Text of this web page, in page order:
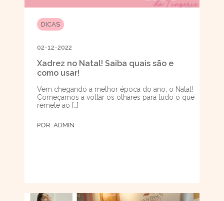
DICAS
02-12-2022
Xadrez no Natal! Saiba quais são e
como usar!
Vem chegando a melhor época do ano, o Natal!
Começamos a voltar os olhares para tudo o que
remete ao […]
POR: ADMIN